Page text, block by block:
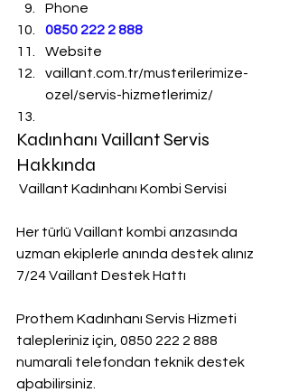
Phone
0850 222 2 888
Website
vaillant.com.tr/musterilerimize-
ozel/servis-hizmetlerimiz/
Kadınhanı Vaillant Servis
Hakkında
Vaillant Kadınhanı Kombi Servisi
Her türlü Vaillant kombi arızasında
uzman ekiplerle anında destek alınız
7/24 Vaillant Destek Hattı
Prothem Kadınhanı Servis Hizmeti
talepleriniz için, 0850 222 2 888
numarali telefondan teknik destek
aþabilirsiniz.